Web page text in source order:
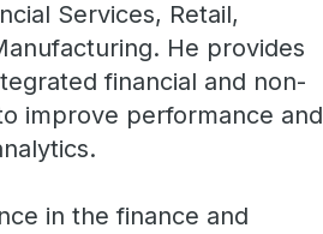
Services, Retail,
He provides
financial and non-
improve performance and
in the finance and